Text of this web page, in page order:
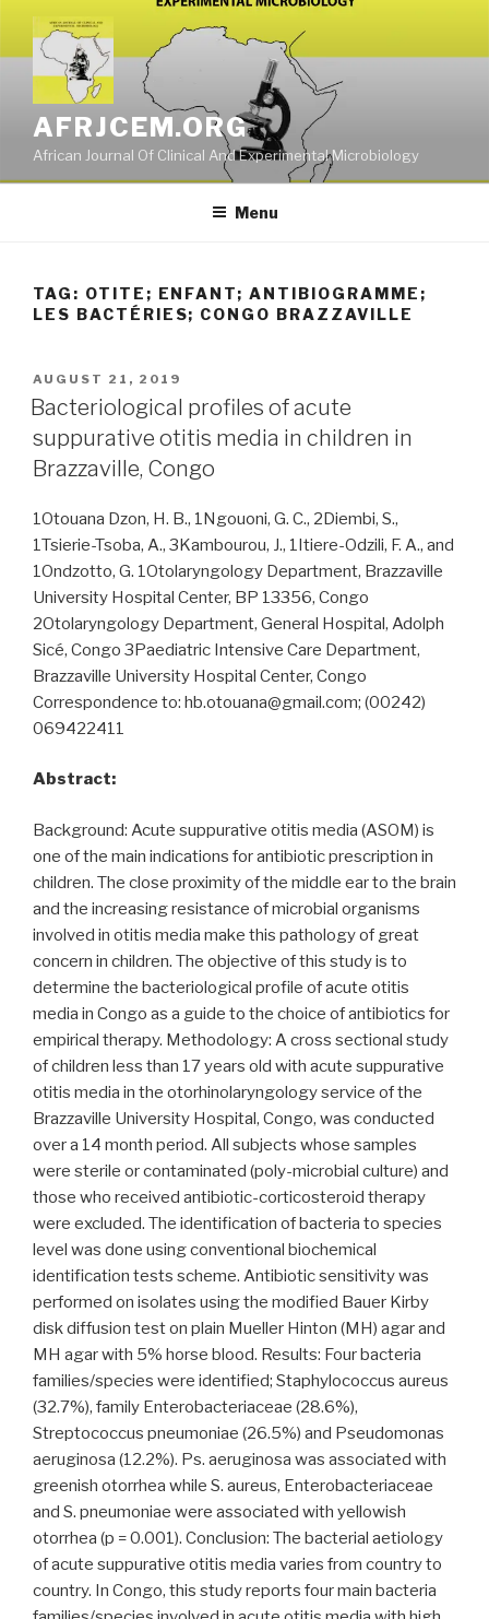
content
AFRJCEM.ORG
African Journal Of Clinical And Experimental Microbiology
Menu
TAG: OTITE; ENFANT; ANTIBIOGRAMME;
LES BACTÉRIES; CONGO BRAZZAVILLE
POSTED
ON
AUGUST 21, 2019
Bacteriological profiles of acute
suppurative otitis media in children in
Brazzaville, Congo
1Otouana Dzon, H. B., 1Ngouoni, G. C., 2Diembi, S.,
1Tsierie-Tsoba, A., 3Kambourou, J., 1Itiere-Odzili, F. A., and
1Ondzotto, G. 1Otolaryngology Department, Brazzaville
University Hospital Center, BP 13356, Congo
2Otolaryngology Department, General Hospital, Adolph
Sicé, Congo 3Paediatric Intensive Care Department,
Brazzaville University Hospital Center, Congo
Correspondence to: hb.otouana@gmail.com; (00242)
069422411
Abstract:
Background: Acute suppurative otitis media (ASOM) is
one of the main indications for antibiotic prescription in
children. The close proximity of the middle ear to the brain
and the increasing resistance of microbial organisms
involved in otitis media make this pathology of great
concern in children. The objective of this study is to
determine the bacteriological profile of acute otitis
media in Congo as a guide to the choice of antibiotics for
empirical therapy. Methodology: A cross sectional study
of children less than 17 years old with acute suppurative
otitis media in the otorhinolaryngology service of the
Brazzaville University Hospital, Congo, was conducted
over a 14 month period. All subjects whose samples
were sterile or contaminated (poly-microbial culture) and
those who received antibiotic-corticosteroid therapy
were excluded. The identification of bacteria to species
level was done using conventional biochemical
identification tests scheme. Antibiotic sensitivity was
performed on isolates using the modified Bauer Kirby
disk diffusion test on plain Mueller Hinton (MH) agar and
MH agar with 5% horse blood. Results: Four bacteria
families/species were identified; Staphylococcus aureus
(32.7%), family Enterobacteriaceae (28.6%),
Streptococcus pneumoniae (26.5%) and Pseudomonas
aeruginosa (12.2%). Ps. aeruginosa was associated with
greenish otorrhea while S. aureus, Enterobacteriaceae
and S. pneumoniae were associated with yellowish
otorrhea (p = 0.001). Conclusion: The bacterial aetiology
of acute suppurative otitis media varies from country to
country. In Congo, this study reports four main bacteria